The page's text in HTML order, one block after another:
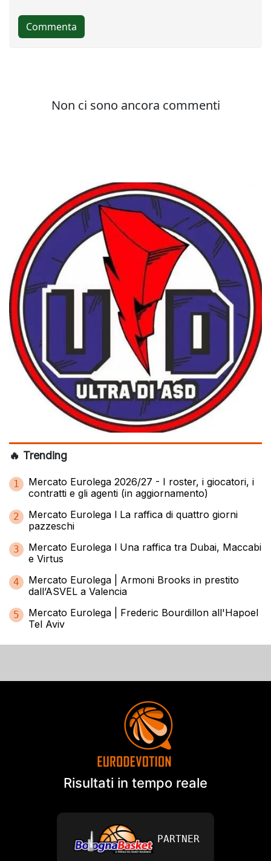
🔥 Trending
1
Mercato Eurolega 2026/27 - I roster, i giocatori, i
contratti e gli agenti (in aggiornamento)
2
Mercato Eurolega l La raffica di quattro giorni
pazzeschi
3
Mercato Eurolega l Una raffica tra Dubai, Maccabi
e Virtus
4
Mercato Eurolega | Armoni Brooks in prestito
dall’ASVEL a Valencia
5
Mercato Eurolega | Frederic Bourdillon all'Hapoel
Tel Aviv
Risultati in tempo reale
PARTNER